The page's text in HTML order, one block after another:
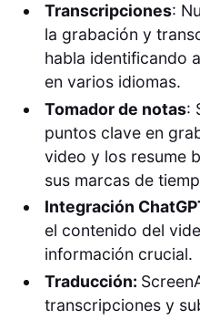
Transcripciones:
la grabación y
habla identificando
en varios idiomas.
Tomador de notas:
puntos clave en
video y los resume
sus marcas de
Integración
el contenido del
información crucial.
Traducción:
transcripciones y